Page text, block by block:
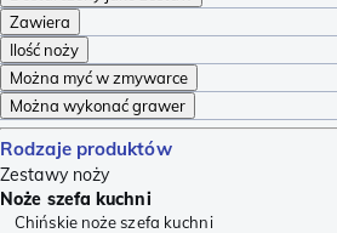
Zawiera
Ilość noży
Można myć w zmywarce
Można wykonać grawer
Rodzaje produktów
Zestawy noży
Noże szefa kuchni
Chińskie noże szefa kuchni